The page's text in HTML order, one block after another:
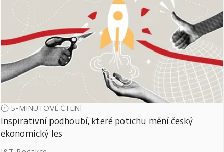
5-MINUTOVÉ ČTENÍ
Inspirativní podhoubí, které potichu mění český
ekonomický les